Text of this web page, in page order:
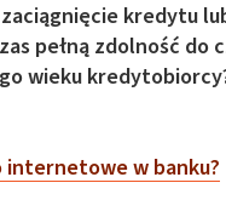
kredytu
pełną zdolność do
wieku
internetowe w banku?